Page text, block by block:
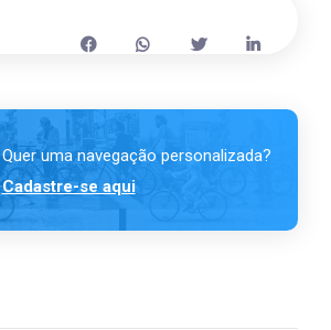
Quer uma navegação personalizada?
Cadastre-se aqui